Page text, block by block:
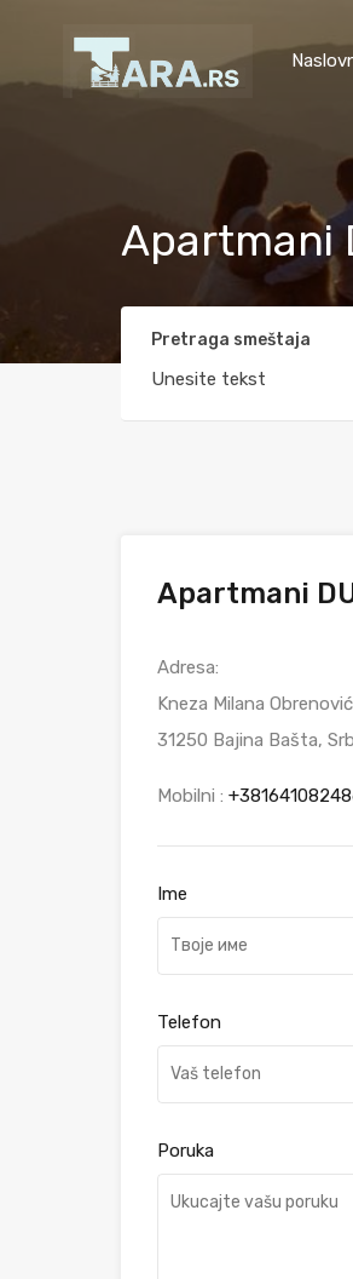
Apartmani
Pretraga smeštaja
Apartmani
Adresa:
Kneza Milana
31250 Bajina Bašta,
Mobilni :
Ime
Telefon
Poruka